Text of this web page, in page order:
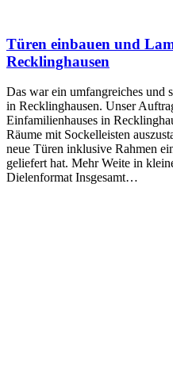
Türen einbauen und
Recklinghausen
Das war ein umfangreiches und
in Recklinghausen. Unser
Einfamilienhauses in
Räume mit Sockelleisten
neue Türen inklusive Rahmen
geliefert hat. Mehr Weite in
Dielenformat Insgesamt…